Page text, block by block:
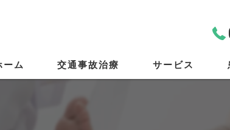
ーム 交通事故治療 サービス